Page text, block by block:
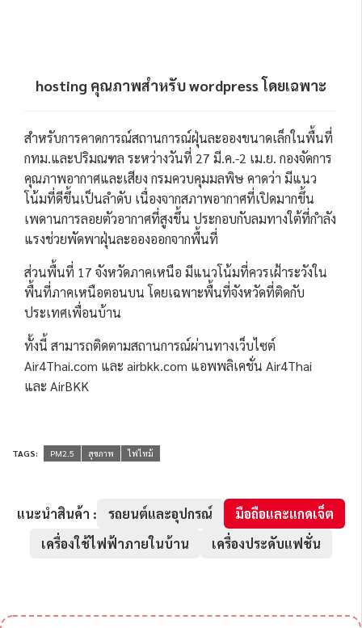
hosting คุณภาพสำหรับ wordpress โดยเฉพาะ
สำหรับการคาดการณ์สถานการณ์ฝุ่นละอองขนาดเล็กในพื้นที่
กทม.และปริมณฑล ระหว่างวันที่ 27 มี.ค.-2 เม.ย. กองจัดการ
คุณภาพอากาศและเสียง กรมควบคุมมลพิษ คาดว่า มีแนว
โน้มที่ดีขึ้นเป็นลำดับ เนื่องจากสภาพอากาศที่เปิดมากขึ้น
เพดานการลอยตัวอากาศที่สูงขึ้น ประกอบกับลมทางใต้ที่กำลัง
แรงช่วยพัดพาฝุ่นละอองออกจากพื้นที่
ส่วนพื้นที่ 17 จังหวัดภาคเหนือ มีแนวโน้มที่ควรเฝ้าระวังใน
พื้นที่ภาคเหนือตอนบน โดยเฉพาะพื้นที่จังหวัดที่ติดกับ
ประเทศเพื่อนบ้าน
ทั้งนี้ สามารถติดตามสถานการณ์ผ่านทางเว็บไซต์
Air4Thai.com และ airbkk.com แอพพลิเคชั่น Air4Thai
และ AirBKK
TAGS: PM2.5 สุขภาพ ไฟไหม้
แนะนำสินค้า : รถยนต์และอุปกรณ์
มือถือและแกดเจ็ต
เครื่องใช้ไฟฟ้าภายในบ้าน
เครื่องประดับแฟชั่น